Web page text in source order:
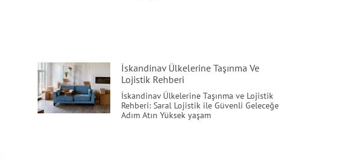
İskandinav Ülkelerine Taşınma Ve
Lojistik Rehberi
İskandinav Ülkelerine Taşınma ve Lojistik
Rehberi: Saral Lojistik ile Güvenli Geleceğe
Adım Atın Yüksek yaşam